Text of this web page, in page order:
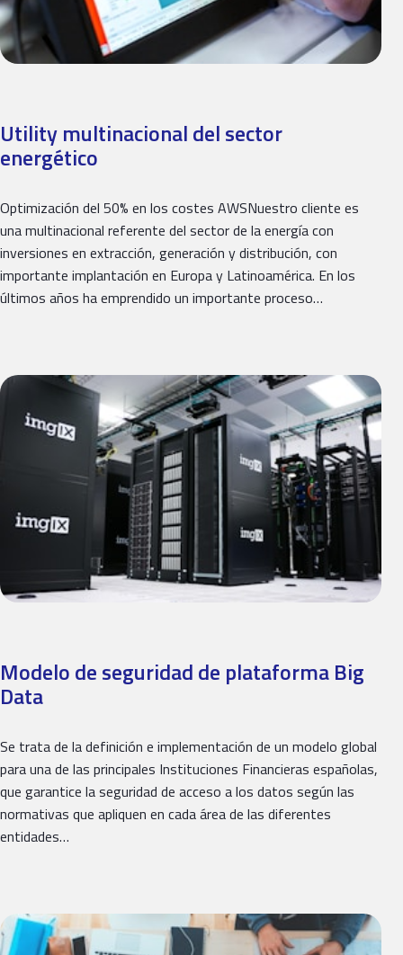
Utility multinacional del sector
energético
Optimización del 50% en los costes AWSNuestro cliente es
una multinacional referente del sector de la energía con
inversiones en extracción, generación y distribución, con
importante implantación en Europa y Latinoamérica. En los
últimos años ha emprendido un importante proceso…
Modelo de seguridad de plataforma Big
Data
Se trata de la definición e implementación de un modelo global
para una de las principales Instituciones Financieras españolas,
que garantice la seguridad de acceso a los datos según las
normativas que apliquen en cada área de las diferentes
entidades…